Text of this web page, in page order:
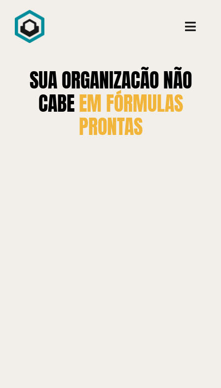
Toggle
Consultoria
SUA ORGANIZAÇÃO NÃO
CABEEM FÓRMULAS
PRONTAS